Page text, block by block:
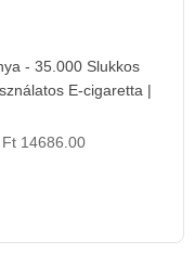
- 35.000 Slukkos
E-cigaretta |
Ft 14686.00